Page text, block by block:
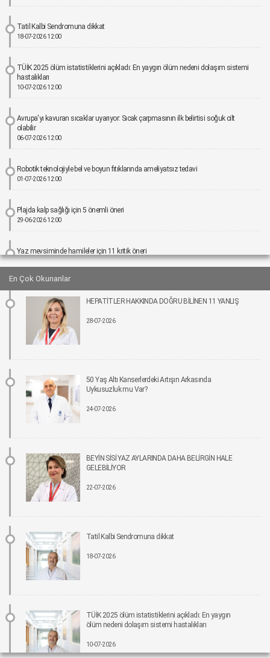
Tatil Kalbi Sendromuna dikkat
18-07-2026 12:00
TÜİK 2025 ölüm istatistiklerini açıkladı: En yaygın ölüm nedeni dolaşım sistemi
hastalıkları
10-07-2026 12:00
Avrupa'yı kavuran sıcaklar uyarıyor: Sıcak çarpmasının ilk belirtisi soğuk cilt
olabilir
06-07-2026 12:00
Robotik teknolojiyle bel ve boyun fıtıklarında ameliyatsız tedavi
01-07-2026 12:00
Plajda kalp sağlığı için 5 önemli öneri
29-06-2026 12:00
Yaz mevsiminde hamileler için 11 kritik öneri
25-06-2026 12:00
Kız çocuklarında idrar yolu enfeksiyonu riski 4 kata kadar artabiliyor
24-06-2026 12:00
Bel Ağrıları Basit Önlemlerle Kontrol Altına Alınabilir
17-06-2026 12:00
Tıpta Yeni Dönemin Adı: Eş Zamanlı Kombine Cerrahiler
16-06-2026 12:00
İmplant tedavisinde aynı gün yeni diş mümkün
Parkinson riskinde çevresel faktörler öne çıkıyor!
15-06-2026 12:00
Fonksiyonel Tıp Hastalığın Değil, Nedenin Peşine Düşüyor
Sigara Kullanım ve Bırakma Davranışları Akademisi Ulusal Tütün Kontrolü
Kongresi’nde Yer Aldı
10-06-2026 12:00
08-06-2026 12:00
Pankreas kanserinde umut veren gelişme: Yeni tedavi, yaşam süresini yaklaşık iki
katına çıkarabilir.
En Çok Okunanlar
HEPATİTLER HAKKINDA DOĞRU BİLİNEN 11 YANLIŞ
28-07-2026
50 Yaş Altı Kanserlerdeki Artışın Arkasında
Uykusuzluk mu Var?
24-07-2026
BEYİN SİSİ YAZ AYLARINDA DAHA BELİRGİN HALE
GELEBİLİYOR
22-07-2026
Tatil Kalbi Sendromuna dikkat
18-07-2026
TÜİK 2025 ölüm istatistiklerini açıkladı: En yaygın
ölüm nedeni dolaşım sistemi hastalıkları
10-07-2026